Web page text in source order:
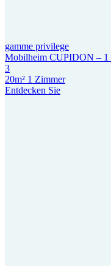
gamme privilege
Mobilheim CUPIDON – 1
3
20m² 1 Zimmer
Entdecken Sie